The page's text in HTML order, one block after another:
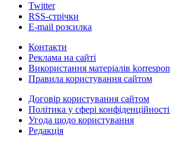
Twitter
RSS-стрічки
E-mail розсилка
Контакти
Реклама на сайті
Використання матеріалів
Правила користування сайтом
Договір користування сайтом
Політика у сфері
Угода щодо користування
Редакція